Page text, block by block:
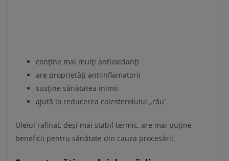
conține mai mulți antioxidanți
are proprietăți antiinflamatorii
susține sănătatea inimii
ajută la reducerea colesterolului „rău'
Uleiul rafinat, deși mai stabil termic, are mai puține
beneficii pentru sănătate din cauza procesării.